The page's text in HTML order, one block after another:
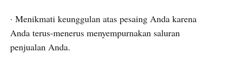
· Menikmati keunggulan atas pesaing Anda karena
Anda terus-menerus menyempurnakan saluran
penjualan Anda.